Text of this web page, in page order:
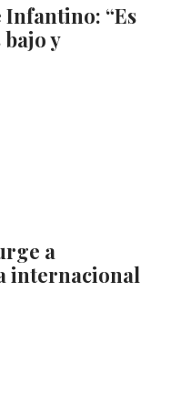
“Es
y
a
internacional